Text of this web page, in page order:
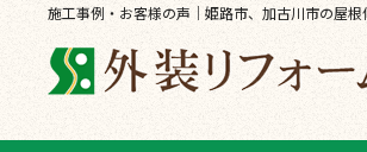
施工事例・お客様の声｜姫路市、加古川市の屋